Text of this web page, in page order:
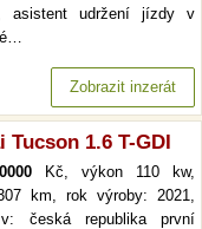
asistent udržení jízdy v
Zobrazit inzerát
Tucson 1.6 T-GDI
Kč, výkon 110 kw,
km, rok výroby: 2021,
v: česká republika první